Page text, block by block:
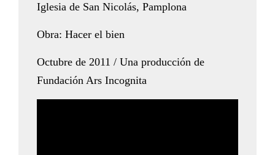
Iglesia de San Nicolás, Pamplona
Obra: Hacer el bien
Octubre de 2011 / Una producción de
Fundación Ars Incognita